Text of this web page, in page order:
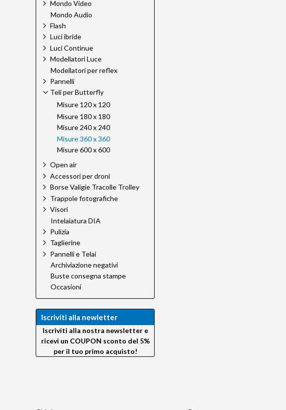
Mondo Video
Mondo Audio
Flash
Luci ibride
Luci Continue
Modellatori Luce
Modellatori per reflex
Pannelli
Teli per Butterfly
Misure 120 x 120
Misure 180 x 180
Misure 240 x 240
Misure 360 x 360
Misure 600 x 600
Open air
Accessori per droni
Borse Valigie Tracolle Trolley
Trappole fotografiche
Visori
Intelaiatura DIA
Pulizia
Taglierine
Pannelli e Telai
Archiviazione negativi
Buste consegna stampe
Occasioni
Iscriviti alla newletter
Iscriviti alla nostra newsletter e
ricevi un COUPON sconto del 5%
per il tuo primo acquisto!